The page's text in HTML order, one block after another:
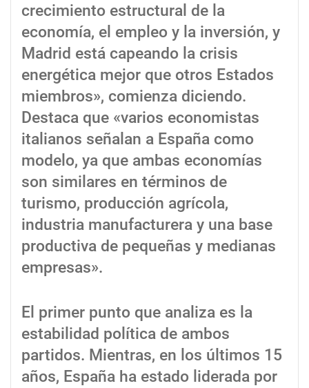
crecimiento estructural de la
economía, el empleo y la inversión, y
Madrid está capeando la crisis
energética mejor que otros Estados
miembros», comienza diciendo.
Destaca que «varios economistas
italianos señalan a España como
modelo, ya que ambas economías
son similares en términos de
turismo, producción agrícola,
industria manufacturera y una base
productiva de pequeñas y medianas
empresas».
El primer punto que analiza es la
estabilidad política de ambos
partidos. Mientras, en los últimos 15
años, España ha estado liderada por